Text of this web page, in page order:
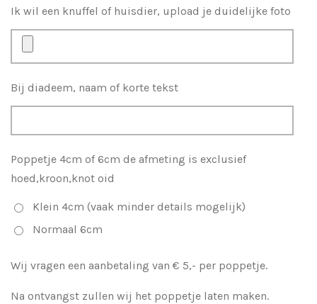
Ik wil een knuffel of huisdier, upload je duidelijke foto
Bij diadeem, naam of korte tekst
Poppetje 4cm of 6cm de afmeting is exclusief
hoed,kroon,knot oid
Klein 4cm (vaak minder details mogelijk)
Normaal 6cm
Wij vragen een aanbetaling van € 5,- per poppetje.
Na ontvangst zullen wij het poppetje laten maken.